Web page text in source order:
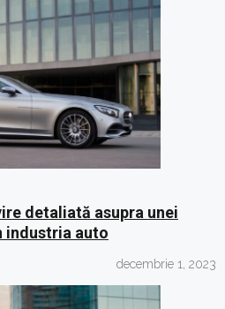
detaliată asupra unei
industria auto
decembrie 1, 2023